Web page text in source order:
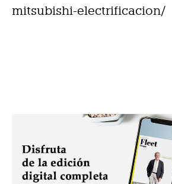
mitsubishi-electrificacion/